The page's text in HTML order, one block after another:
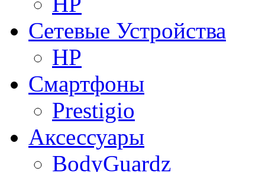
Сетевые Устройства
HP
Смартфоны
Prestigio
Аксессуары
BodyGuardz